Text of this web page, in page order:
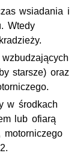
wsiadania i
Wtedy
starsze) oraz
w środkach
lub ofiarą
motorniczego